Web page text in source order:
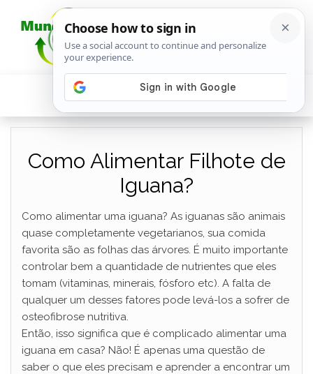
Como Alimentar Filhote de
Iguana?
Como alimentar uma iguana? As iguanas são animais
quase completamente vegetarianos, sua comida
favorita são as folhas das árvores. É muito importante
controlar bem a quantidade de nutrientes que eles
tomam (vitaminas, minerais, fósforo etc). A falta de
qualquer um desses fatores pode levá-los a sofrer de
osteofibrose nutritiva.
Então, isso significa que é complicado alimentar uma
iguana em casa? Não! É apenas uma questão de
saber o que eles precisam e aprender a encontrar um